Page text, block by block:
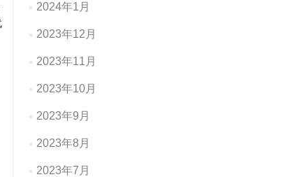
2024年1月
2023年12月
2023年11月
2023年10月
2023年9月
2023年8月
2023年7月